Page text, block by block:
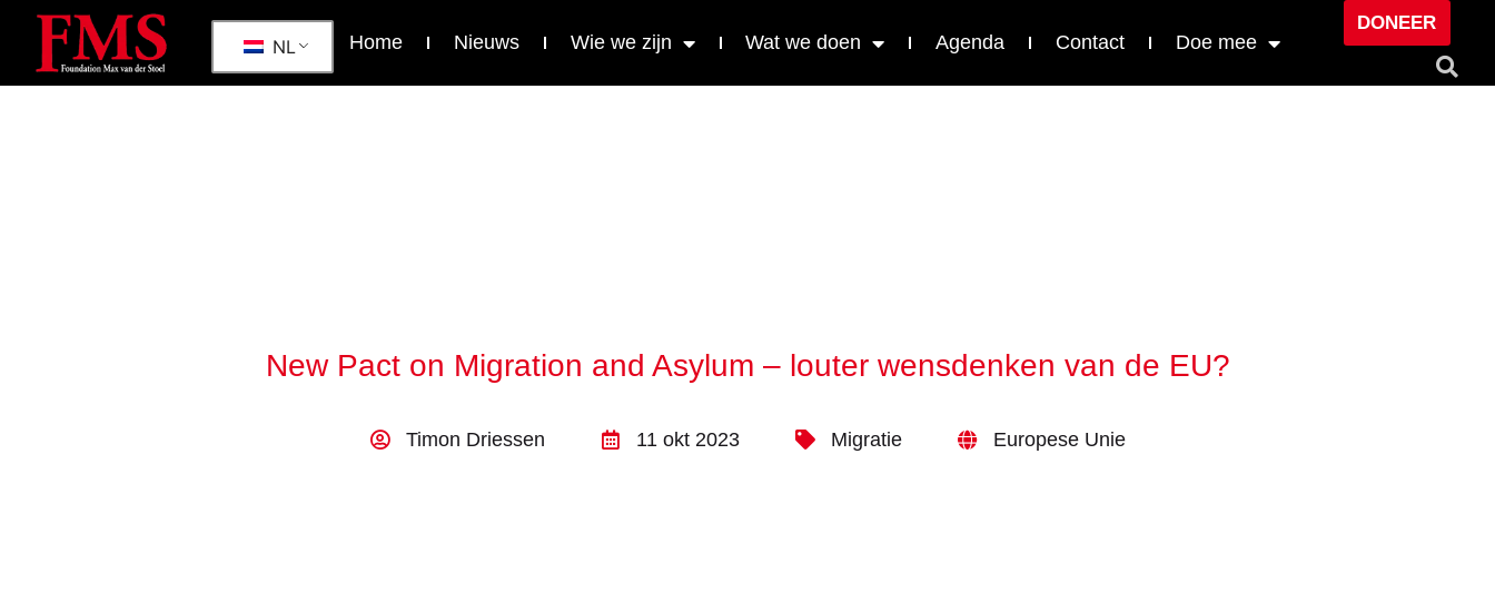
NL Home Nieuws Wie we zijn Wat we doen Agenda Contact Doe mee
DONEER
New Pact on Migration and Asylum – louter wensdenken van de EU?
Timon Driessen 11 okt 2023 Migratie Europese Unie